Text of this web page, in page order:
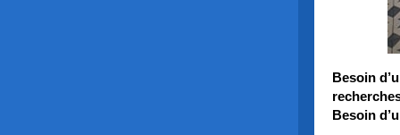
Besoin
Besoin